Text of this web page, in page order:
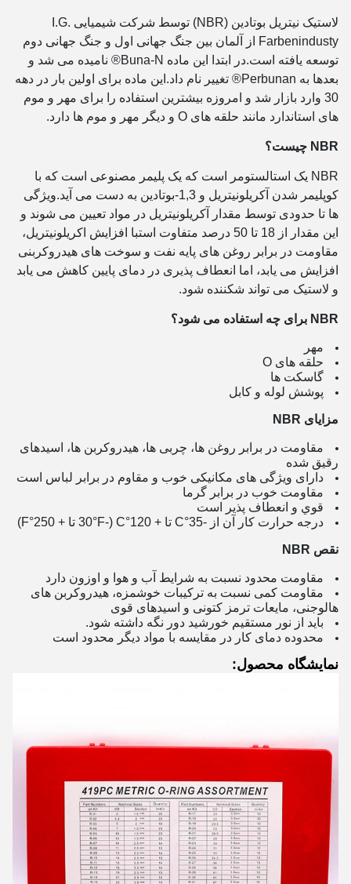
لاستیک نیتریل بوتادین (NBR) توسط شرکت شیمیایی I.G.
Farbenindusty از آلمان بین جنگ جهانی اول و جنگ جهانی دوم
توسعه یافته است.در ابتدا این ماده Buna-N® نامیده می شد و
بعدها به Perbunan® تغییر نام داد.این ماده برای اولین بار در دهه
30 وارد بازار شد و امروزه بیشترین استفاده را برای مهر و موم
های استاندارد مانند حلقه های O و دیگر مهر و موم ها دارد.
NBR چیست؟
NBR یک استالستومر است که یک پلیمر مصنوعی است که با
کوپلیمر شدن آکریلونیتریل و 1,3-بوتادین به دست می آید.ویژگی
ها تا حدودی توسط مقدار آکریلونیتریل در مواد تعیین می شوند و
این مقدار از 18 تا 50 درصد متفاوت استبا افزایش اکریلونیتریل،
مقاومت در برابر روغن های پایه نفت و سوخت های هیدروکربنی
افزایش می یابد، اما انعطاف پذیری در دمای پایین کاهش می یابد
و لاستیک می تواند شکننده شود.
NBR برای چه استفاده می شود؟
مهر
حلقه های O
گاسکت ها
پوشش لوله و کابل
مزایای NBR
مقاومت در برابر روغن ها، چربی ها، هیدروکربن ها، اسیدهای
رقیق شده
دارای ویژگی های مکانیکی خوب و مقاوم در برابر لباس است
مقاومت خوب در برابر گرما
قوي و انعطاف پذير است
درجه حرارت کار آن از -35°C تا + 120°C (-30°F تا + 250°F)
نقص NBR
مقاومت محدود نسبت به شرایط آب و هوا و اوزون دارد
مقاومت کمی نسبت به ترکیبات خوشمزه، هیدروکربن های
هالوجنی، مایعات ترمز کتونی و اسیدهای قوی
باید از نور مستقیم خورشید دور نگه داشته شود.
محدوده دمای کار در مقایسه با مواد دیگر محدود است
نمایشگاه محصول: